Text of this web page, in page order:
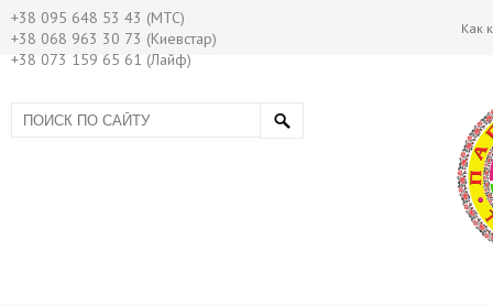
+38 095 648 53 43 (МТС)
+38 068 963 30 73 (Киевстар)
+38 073 159 65 61 (Лайф)
Как